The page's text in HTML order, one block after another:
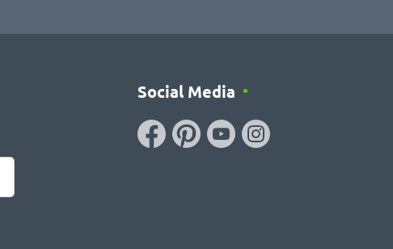
Social Media